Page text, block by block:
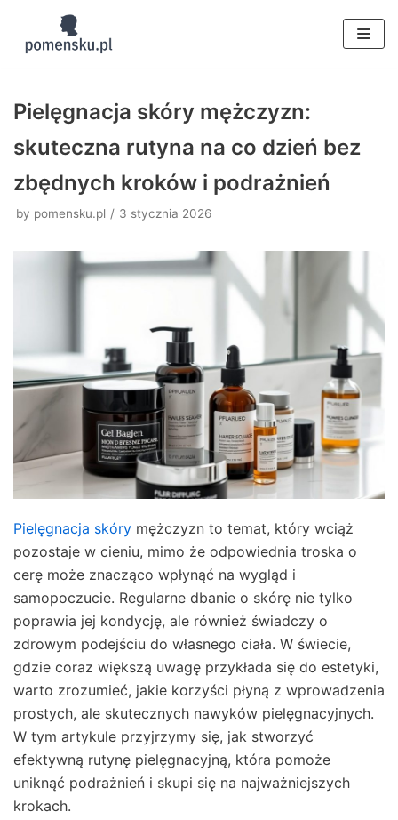
Skocz
Pielęgnacja skóry mężczyzn:
skuteczna rutyna na co dzień bez
zbędnych kroków i podrażnień
by pomensku.pl 3 stycznia 2026
Pielęgnacja skóry mężczyzn to temat, który wciąż
pozostaje w cieniu, mimo że odpowiednia troska o
cerę może znacząco wpłynąć na wygląd i
samopoczucie. Regularne dbanie o skórę nie tylko
poprawia jej kondycję, ale również świadczy o
zdrowym podejściu do własnego ciała. W świecie,
gdzie coraz większą uwagę przykłada się do estetyki,
warto zrozumieć, jakie korzyści płyną z wprowadzenia
prostych, ale skutecznych nawyków pielęgnacyjnych.
W tym artykule przyjrzymy się, jak stworzyć
efektywną rutynę pielęgnacyjną, która pomoże
uniknąć podrażnień i skupi się na najważniejszych
krokach.